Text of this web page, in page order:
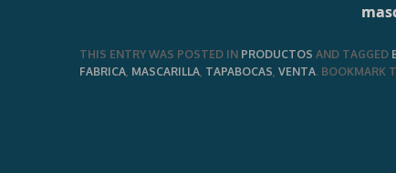
THIS ENTRY WAS POSTED IN PRODUCTOS AND TAGGED
FABRICA MASCARILLA TAPABOCAS VENTA. BOOKMARK